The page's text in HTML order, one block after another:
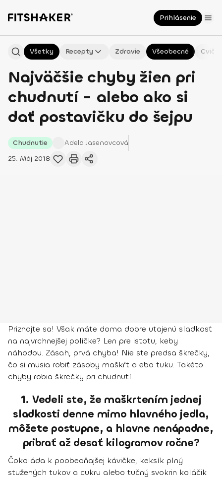
Prihlásenie
Všetky Recepty Zdravie Všeobecné
Najväčšie chyby žien pri
chudnutí - alebo ako si
dať postavičku do šejpu
Chudnutie Adela Jasenovcová
25. Máj 2018
Priznajte sa! Však máte doma dobre utajenú sladkosť
na najvrchnejšej poličke? Len pre istotu, keby
náhodou. Zásah, prvá chyba! Nie ste predsa škrečky,
čo si musia robiť zásoby maškŕt alebo tuku. Takéto
chyby robia škrečky pri chudnutí.
1. Vedeli ste, že maškrtením jednej
sladkosti denne mimo hlavného jedla,
môžete postupne, a hlavne nenápadne,
pribrať až desať kilogramov ročne?
Čokoláda k poobedňajšej kávičke, keksík plný
stužených tukov a cukru alebo tučný svokrin koláčik